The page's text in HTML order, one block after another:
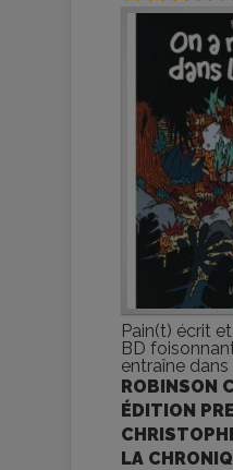
Pain(t) écrit
BD
entraîne dans
ROBINSON
ÉDITION
LA